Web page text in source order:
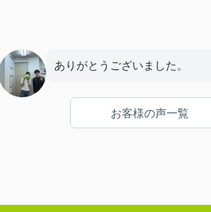
ありがとうございました。
お客様の声一覧